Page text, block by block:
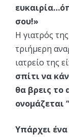
σου!»
Η γιατρός
τριήμερη
ιατρείο της
σπίτι να
θα βρεις το
ονομάζεται
Υπάρχει